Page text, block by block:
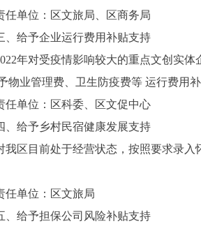
单位：区文旅局、区商务局
给予企业运行费用补贴支持
年对受疫情影响较大的重点文创实体
物业管理费、卫生防疫费等 运行费用
单位：区科委、区文促中心
给予乡村民宿健康发展支持
目前处于经营状态，按照要求录入
单位：区文旅局
给予担保公司风险补贴支持